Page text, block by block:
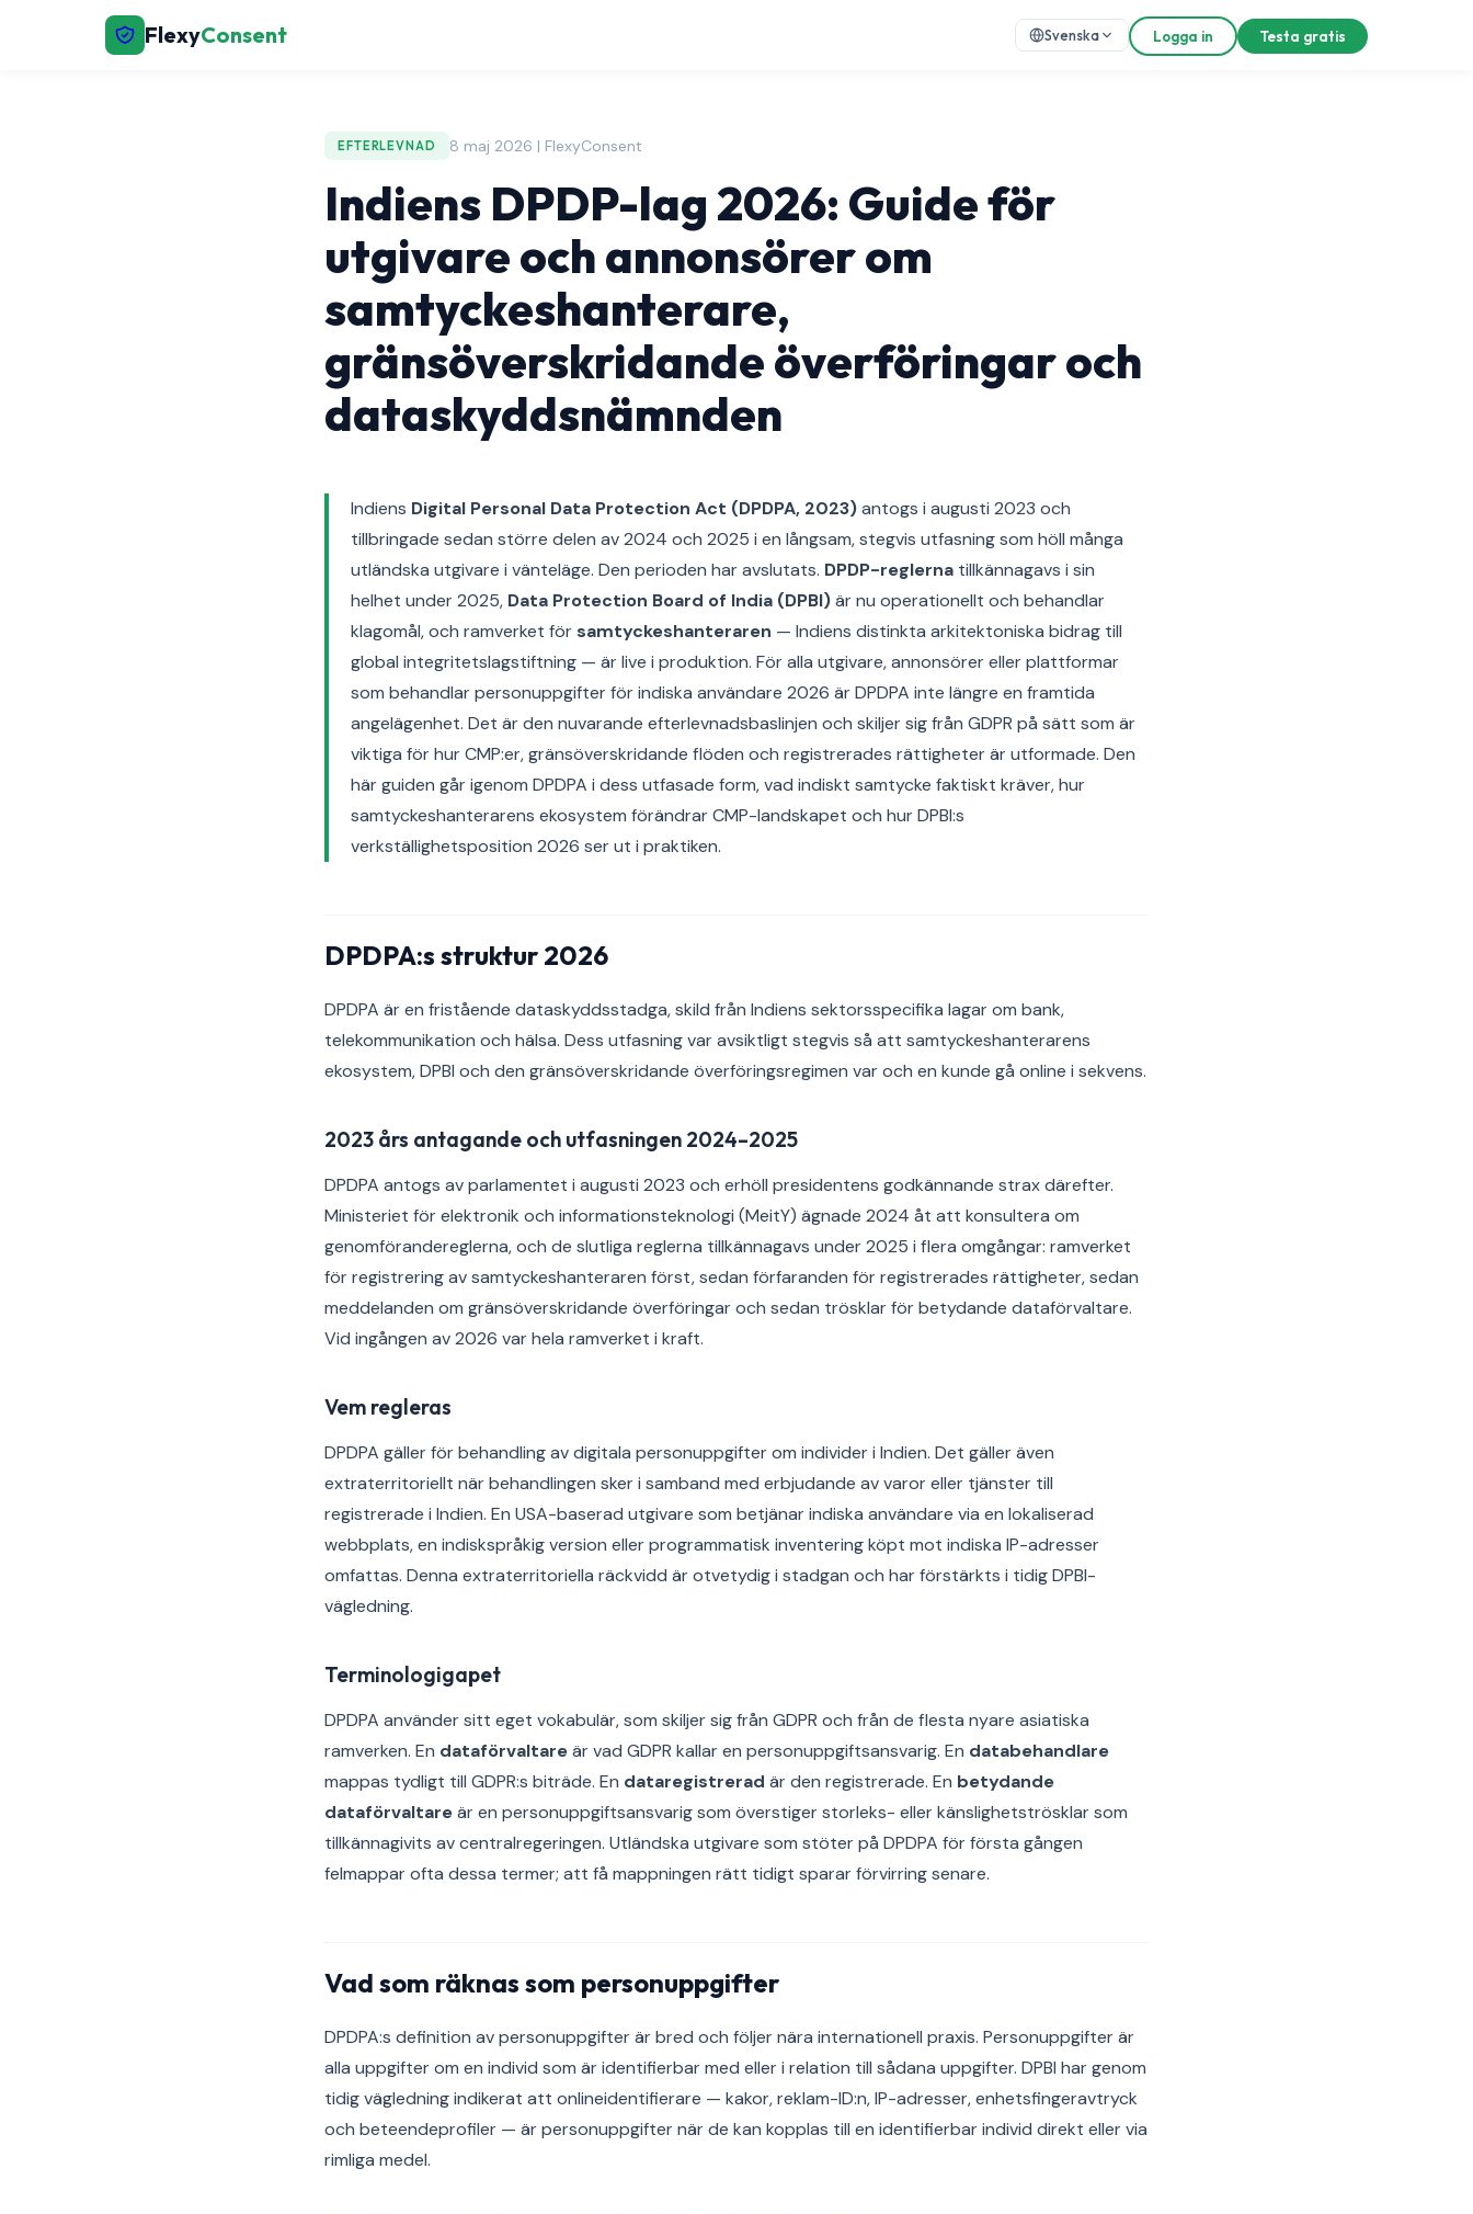
FlexyConsent Svenska Logga in Testa gratis
EFTERLEVNAD 8 maj 2026 | FlexyConsent
Indiens DPDP-lag 2026: Guide för
utgivare och annonsörer om
samtyckeshanterare,
gränsöverskridande överföringar och
dataskyddsnämnden
Indiens Digital Personal Data Protection Act (DPDPA, 2023)antogs i augusti 2023 och
tillbringade sedan större delen av 2024 och 2025 i en långsam, stegvis utfasning som höll många
utländska utgivare i vänteläge. Den perioden har avslutats. DPDP-reglerna tillkännagavs i sin
helhet under 2025, Data Protection Board of India (DPBI)är nu operationellt och behandlar
klagomål, och ramverket församtyckeshanteraren — Indiens distinkta arkitektoniska bidrag till
global integritetslagstiftning — är live i produktion. För alla utgivare, annonsörer eller plattformar
som behandlar personuppgifter för indiska användare 2026 är DPDPA inte längre en framtida
angelägenhet. Det är den nuvarande efterlevnadsbaslinjen och skiljer sig från GDPR på sätt som är
viktiga för hur CMP:er, gränsöverskridande flöden och registrerades rättigheter är utformade. Den
här guiden går igenom DPDPA i dess utfasade form, vad indiskt samtycke faktiskt kräver, hur
samtyckeshanterarens ekosystem förändrar CMP-landskapet och hur DPBI:s
verkställighetsposition 2026 ser ut i praktiken.
DPDPA:s struktur 2026
DPDPA är en fristående dataskyddsstadga, skild från Indiens sektorsspecifika lagar om bank,
telekommunikation och hälsa. Dess utfasning var avsiktligt stegvis så att samtyckeshanterarens
ekosystem, DPBI och den gränsöverskridande överföringsregimen var och en kunde gå online i sekvens.
2023 års antagande och utfasningen 2024–2025
DPDPA antogs av parlamentet i augusti 2023 och erhöll presidentens godkännande strax därefter.
Ministeriet för elektronik och informationsteknologi (MeitY) ägnade 2024 åt att konsultera om
genomförandereglerna, och de slutliga reglerna tillkännagavs under 2025 i flera omgångar: ramverket
för registrering av samtyckeshanteraren först, sedan förfaranden för registrerades rättigheter, sedan
meddelanden om gränsöverskridande överföringar och sedan trösklar för betydande dataförvaltare.
Vid ingången av 2026 var hela ramverket i kraft.
Vem regleras
DPDPA gäller för behandling av digitala personuppgifter om individer i Indien. Det gäller även
extraterritoriellt när behandlingen sker i samband med erbjudande av varor eller tjänster till
registrerade i Indien. En USA-baserad utgivare som betjänar indiska användare via en lokaliserad
webbplats, en indiskspråkig version eller programmatisk inventering köpt mot indiska IP-adresser
omfattas. Denna extraterritoriella räckvidd är otvetydig i stadgan och har förstärkts i tidig DPBI-
vägledning.
Terminologigapet
DPDPA använder sitt eget vokabulär, som skiljer sig från GDPR och från de flesta nyare asiatiska
ramverken. En dataförvaltareär vad GDPR kallar en personuppgiftsansvarig. En databehandlare
mappas tydligt till GDPR:s biträde. En dataregistrerad är den registrerade. En betydande
dataförvaltareär en personuppgiftsansvarig som överstiger storleks- eller känslighetströsklar som
tillkännagivits av centralregeringen. Utländska utgivare som stöter på DPDPA för första gången
felmappar ofta dessa termer; att få mappningen rätt tidigt sparar förvirring senare.
Vad som räknas som personuppgifter
DPDPA:s definition av personuppgifter är bred och följer nära internationell praxis. Personuppgifter är
alla uppgifter om en individ som är identifierbar med eller i relation till sådana uppgifter. DPBI har genom
tidig vägledning indikerat att onlineidentifierare — kakor, reklam-ID:n, IP-adresser, enhetsfingeravtryck
och beteendeprofiler — är personuppgifter när de kan kopplas till en identifierbar individ direkt eller via
rimliga medel.